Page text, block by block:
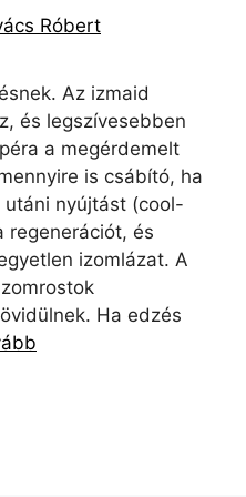
Róbert
Az izmaid
és legszívesebben
a megérdemelt
is csábító, ha
nyújtást (cool-
regenerációt, és
izomlázat. A
Ha edzés